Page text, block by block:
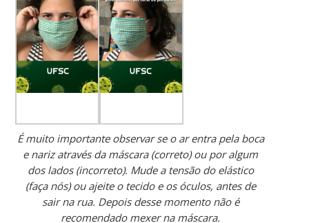
É muito importante observar se o ar entra pela boca
e nariz através da máscara (correto) ou por algum
dos lados (incorreto). Mude a tensão do elástico
(faça nós) ou ajeite o tecido e os óculos, antes de
sair na rua. Depois desse momento não é
recomendado mexer na máscara.